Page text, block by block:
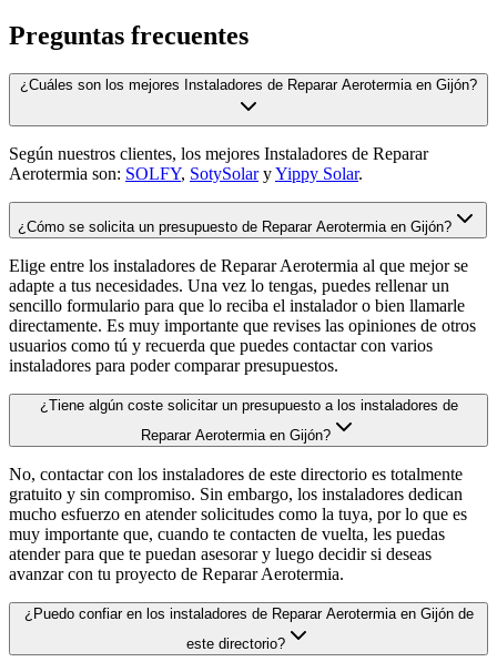
Preguntas frecuentes
¿Cuáles son los mejores Instaladores de Reparar Aerotermia en Gijón?
Según nuestros clientes, los mejores Instaladores de Reparar
Aerotermia son: SOLFY, SotySolaryYippy Solar.
¿Cómo se solicita un presupuesto de Reparar Aerotermia en Gijón?
Elige entre los instaladores de Reparar Aerotermia al que mejor se
adapte a tus necesidades. Una vez lo tengas, puedes rellenar un
sencillo formulario para que lo reciba el instalador o bien llamarle
directamente. Es muy importante que revises las opiniones de otros
usuarios como tú y recuerda que puedes contactar con varios
instaladores para poder comparar presupuestos.
¿Tiene algún coste solicitar un presupuesto a los instaladores de
Reparar Aerotermia en Gijón?
No, contactar con los instaladores de este directorio es totalmente
gratuito y sin compromiso. Sin embargo, los instaladores dedican
mucho esfuerzo en atender solicitudes como la tuya, por lo que es
muy importante que, cuando te contacten de vuelta, les puedas
atender para que te puedan asesorar y luego decidir si deseas
avanzar con tu proyecto de Reparar Aerotermia.
¿Puedo confiar en los instaladores de Reparar Aerotermia en Gijón de
este directorio?